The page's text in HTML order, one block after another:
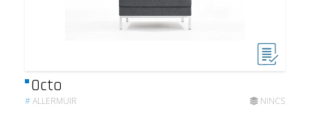
Octo
#ALLERMUIR NINCS